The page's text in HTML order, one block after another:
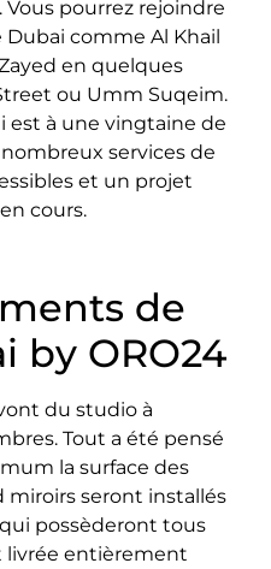
pourrez rejoindre
comme Al Khail
en quelques
ou Umm Suqeim.
est à une vingtaine de
services de
et un projet
cours.
de
by ORO24
du studio à
Tout a été pensé
la surface des
miroirs seront installés
possèderont tous
livrée entièrement